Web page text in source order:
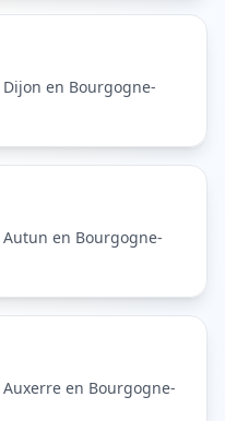
Dijon en Bourgogne-
Autun en Bourgogne-
Auxerre en Bourgogne-